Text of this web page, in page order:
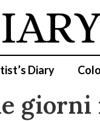
Diary